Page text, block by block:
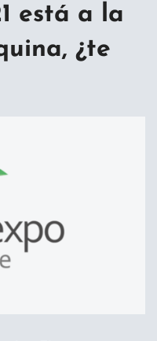
está a la
¿te